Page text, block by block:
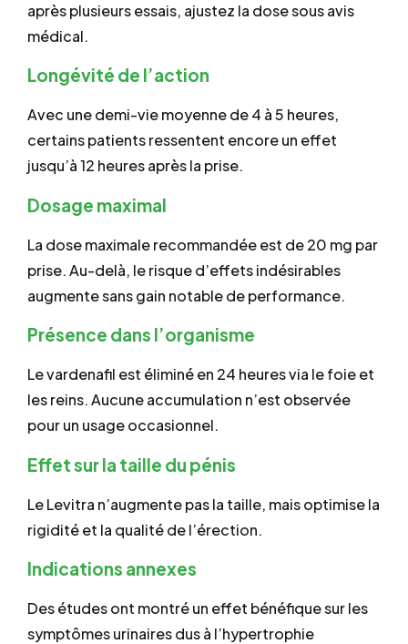
après plusieurs essais, ajustez la dose sous avis
médical.
Longévité de l’action
Avec une demi-vie moyenne de 4 à 5 heures,
certains patients ressentent encore un effet
jusqu’à 12 heures après la prise.
Dosage maximal
La dose maximale recommandée est de 20 mg par
prise. Au-delà, le risque d’effets indésirables
augmente sans gain notable de performance.
Présence dans l’organisme
Le vardenafil est éliminé en 24 heures via le foie et
les reins. Aucune accumulation n’est observée
pour un usage occasionnel.
Effet sur la taille du pénis
Le Levitra n’augmente pas la taille, mais optimise la
rigidité et la qualité de l’érection.
Indications annexes
Des études ont montré un effet bénéfique sur les
symptômes urinaires dus à l’hypertrophie